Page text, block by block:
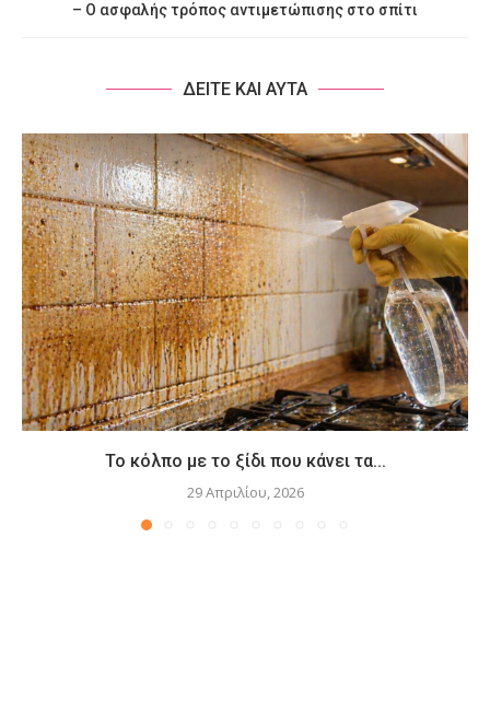
– Ο ασφαλής τρόπος αντιμετώπισης στο σπίτι
ΔΕΙΤΕ ΚΑΙ ΑΥΤΑ
Το κόλπο με το ξίδι που κάνει τα...
29 Απριλίου, 2026